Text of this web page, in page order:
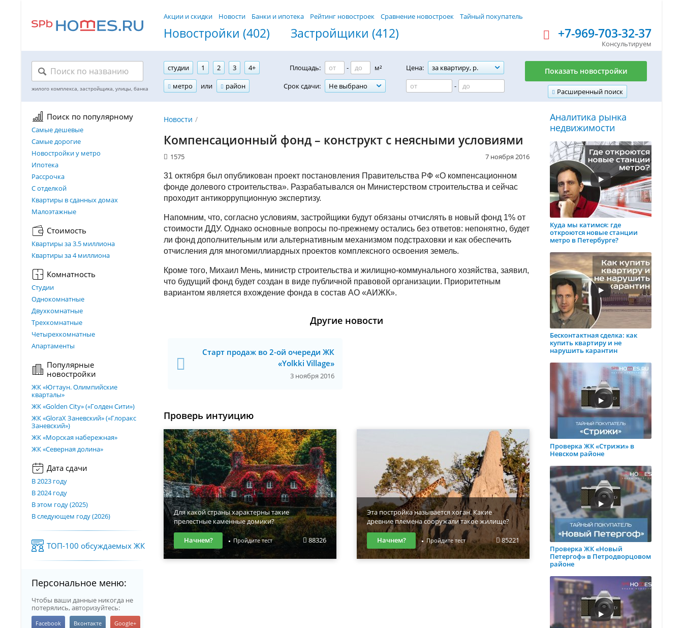
Акции и скидки Новости Банки и ипотека Рейтинг новостроек Сравнение новостроек Тайный покупатель
Новостройки (402) Застройщики (412) +7-969-703-32-37
Консультируем
студии 1 2 3
4+
метро
или район
Площадь: -
м²
Срок сдачи:
Не выбрано
Цена:
за квартиру, р.
-
Расширенный поиск
Показать новостройки
Поиск по популярному
Самые дешевые
Самые дорогие
Новостройки у метро
Ипотека
Рассрочка
С отделкой
Квартиры в сданных домах
Малоэтажные
Стоимость
Квартиры за 3.5 миллиона
Квартиры за 4 миллиона
Комнатность
Студии
Однокомнатные
Двухкомнатные
Трехкомнатные
Четырехкомнатные
Апартаменты
Популярные
новостройки
ЖК «Югтаун. Олимпийские
кварталы»
ЖК «Golden City» («Голден Сити»)
ЖК «GloraX Заневский»​ («Глоракс
Заневский»)
ЖК «Морская набережная»
ЖК «Северная долина»
Дата сдачи
В 2023 году
В 2024 году
В этом году (2025)
В следующем году (2026)
ТОП-100 обсуждаемых ЖК
Персональное меню:
Чтобы ваши данные никогда не
потерялись, авторизуйтесь:
Новости
Компенсационный фонд – конструкт с неясными условиями
7 ноября 2016
1575
31 октября был опубликован проект постановления Правительства РФ «О компенсационном
фонде долевого строительства». Разрабатывался он Министерством строительства и сейчас
проходит антикоррупционную экспертизу.
Напомним, что, согласно условиям, застройщики будут обязаны отчислять в новый фонд 1% от
стоимости ДДУ. Однако основные вопросы по-прежнему остались без ответов: непонятно, будет
ли фонд дополнительным или альтернативным механизмом подстраховки и как обеспечить
отчисления для многомиллиардных проектов комплексного освоения земель.
Кроме того, Михаил Мень, министр строительства и жилищно-коммунального хозяйства, заявил,
что будущий фонд будет создан в виде публичной правовой организации. Приоритетным
вариантом является вхождение фонда в состав АО «АИЖК».
Другие новости
Старт продаж во 2-ой очереди ЖК
«Yolkki Village»
3 ноября 2016
Проверь интуицию
Для какой страны характерны такие
прелестные каменные домики?
88326
Начнем? Пройдите тест
Эта постройка называется хоган. Какие
древние племена сооружали такое жилище?
85221
Начнем? Пройдите тест
Аналитика рынка
недвижимости
Куда мы катимся: где
откроются новые станции
метро в Петербурге?
Бесконтактная сделка: как
купить квартиру и не
нарушить карантин
Проверка ЖК «Стрижи» в
Невском районе
Проверка ЖК «Новый
Петергоф» в Петродворцовом
районе